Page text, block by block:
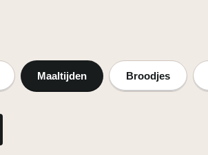
Maaltijden Broodjes